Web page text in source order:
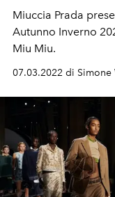
Miuccia Prada
Autunno Inverno
Miu Miu.
07.03.2022 di Simone